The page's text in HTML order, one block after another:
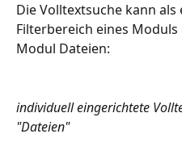
Die Volltextsuche kann
Filterbereich eines
Modul Dateien:
individuell eingerichtete
"Dateien"